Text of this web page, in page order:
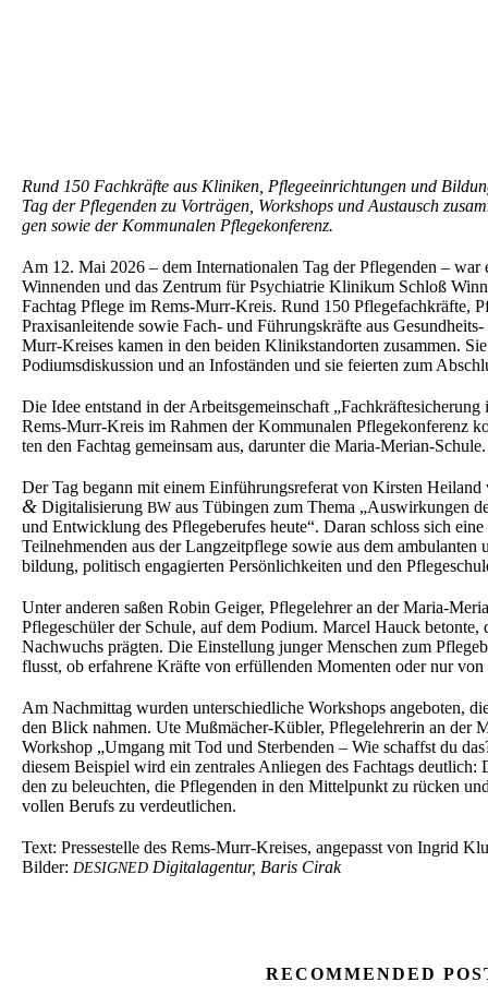
Rund 150 Fachkräf­te aus Klini­ken, Pflege­ein­rich­tun­gen und
Tag der Pflegen­den zu Vorträ­gen, Workshops und Austausch
gen sowie der Kommu­na­len Pflegekonferenz.
Am 12. Mai 2026 – dem Inter­na­tio­na­len Tag der Pflegen­den –
Winnen­den und das Zentrum für Psych­ia­trie Klini­kum Schloß
Fachtag Pflege im Rems-Murr-Kreis. Rund 150 Pflege­fach­kräf­te,
Praxis­an­lei­ten­de sowie Fach- und Führungs­kräf­te aus
Murr-Kreises kamen in den beiden Klinik­stand­or­ten zusam­men.
Podiums­dis­kus­si­on und an Infostän­den und sie feier­ten zum
Die Idee entstand in der Arbeits­ge­mein­schaft
Rems-Murr-Kreis im Rahmen der Kommu­na­len Pflege­kon­fe­renz
ten den Fachtag gemein­sam aus, darun­ter die Maria-Merian-Schule.
Der Tag begann mit einem Einfüh­rungs­re­fe­rat von Kirsten
& Digita­li­sie­rung BW aus Tübin­gen zum Thema „Auswir­kun­gen
und Entwick­lung des Pflege­be­ru­fes heute“. Daran schloss sich
Teilneh­men­den aus der Langzeit­pfle­ge sowie aus dem
bil­dung, politisch engagier­ten Persön­lich­kei­ten und den
Unter anderen saßen Robin Geiger, Pflege­leh­rer an der Maria-
Pflege­schü­ler der Schule, auf dem Podium. Marcel Hauck beton­te,
Nachwuchs prägten. Die Einstel­lung junger Menschen zum
flusst, ob erfah­re­ne Kräfte von erfül­len­den Momen­ten oder nur von
Am Nachmit­tag wurden unter­schied­li­che Workshops angebo­ten,
den Blick nahmen. Ute Mußmä­cher-Kübler, Pflege­leh­re­rin an der
Workshop „Umgang mit Tod und Sterben­den – Wie schaffst du
diesem Beispiel wird ein zentra­les Anlie­gen des Fachtags
den zu beleuch­ten, die Pflegen­den in den Mittel­punkt zu rücken
vol­len Berufs zu verdeutlichen.
Text: Presse­stel­le des Rems-Murr-Kreises, angepasst von Ingrid
Bilder: DESIGNED Digita­l­agen­tur, Baris Cirak
RECOMMENDED